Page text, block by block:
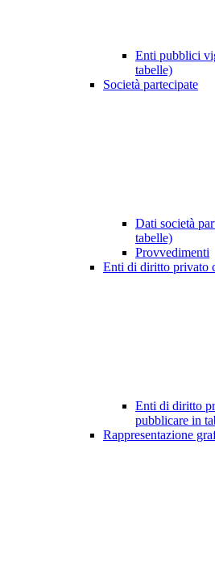
Enti pubblici
tabelle)
Società partecipate
Dati società
tabelle)
Provvedimenti
Enti di diritto privato
Enti di diritto
pubblicare in
Rappresentazione